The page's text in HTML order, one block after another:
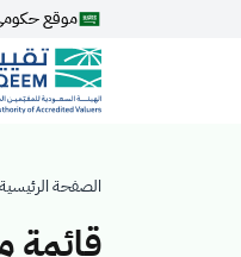
موقع
الصفحة الرئيسية
قائمة